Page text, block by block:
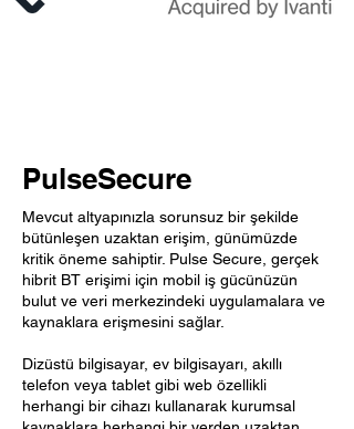
PulseSecure
Mevcut altyapınızla sorunsuz bir şekilde
bütünleşen uzaktan erişim, günümüzde
kritik öneme sahiptir. Pulse Secure, gerçek
hibrit BT erişimi için mobil iş gücünüzün
bulut ve veri merkezindeki uygulamalara ve
kaynaklara erişmesini sağlar.
Dizüstü bilgisayar, ev bilgisayarı, akıllı
telefon veya tablet gibi web özellikli
herhangi bir cihazı kullanarak kurumsal